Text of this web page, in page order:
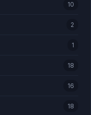
10
2
1
18
16
18